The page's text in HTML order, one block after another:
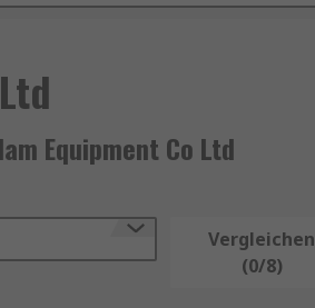
Equipment Co Ltd
Vergleichen
(0/8)